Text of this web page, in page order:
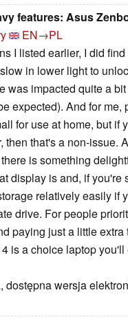
features: Asus
EN→PL
I listed earlier, I did
in lower light to
was impacted quite a
expected). And for me,
for use at home, but if
then that's a non-issue.
is something
display is and, if you're
relatively easily if
drive. For people
paying just a little extra
is a choice laptop
dostępna wersja